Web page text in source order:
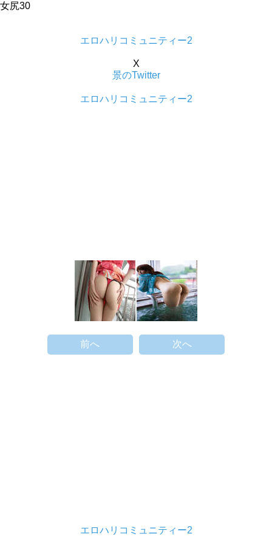
女尻30
エロハリコミュニティー2
X
景のTwitter
エロハリコミュニティー2
前へ 次へ
エロハリコミュニティー2